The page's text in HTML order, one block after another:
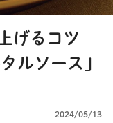
げるコツ
ルソース」
2024/05/13